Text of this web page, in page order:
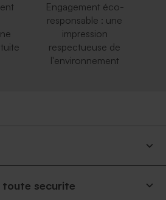
Engagement éco-
responsable : une
impression
respectueuse de
l'environnement
toute securite